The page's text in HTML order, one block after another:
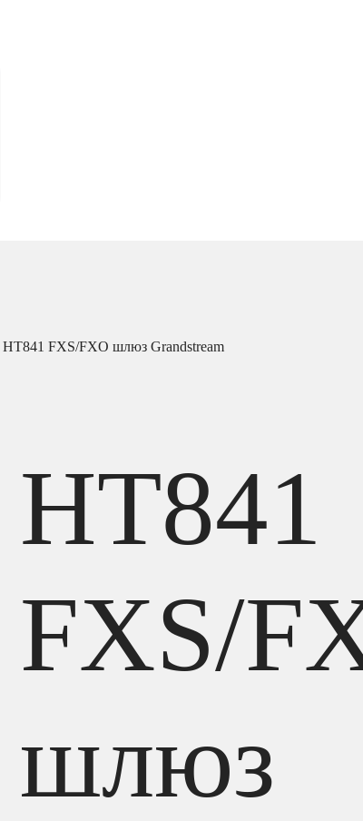
HT841 FXS/FXO шлюз Grandstream
HT841
FXS/
шлюз